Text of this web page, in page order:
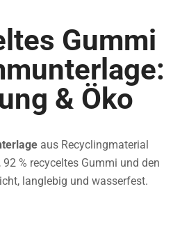
Gummi
& Öko
aus Recyclingmaterial
92 % recyceltes Gummi und den
langlebig und wasserfest.